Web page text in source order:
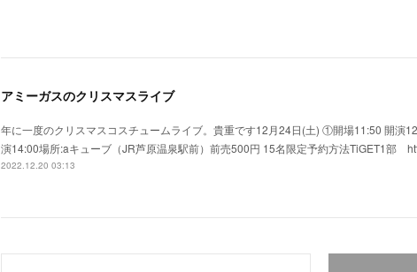
アミーガスのクリスマスライブ
年に一度のクリスマスコスチュームライブ。貴重です12月24日(土) ①開場11:50 開演
演14:00場所:aキューブ（JR芦原温泉駅前）前売500円 15名限定予約方法TiGET1部
2022.12.20 03:13